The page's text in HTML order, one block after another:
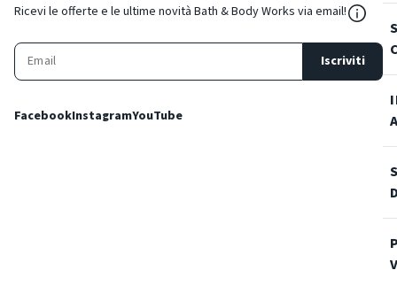
Ricevi le offerte e le ultime novità Bath & Body Works via email!
Iscriviti
FacebookInstagramYouTube